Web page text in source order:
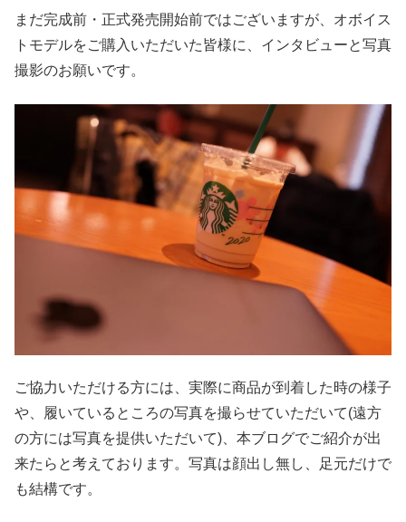
まだ完成前・正式発売開始前ではございますが、オボイス
トモデルをご購入いただいた皆様に、インタビューと写真
撮影のお願いです。
ご協力いただける方には、実際に商品が到着した時の様子
や、履いているところの写真を撮らせていただいて(遠方
の方には写真を提供いただいて)、本ブログでご紹介が出
来たらと考えております。写真は顔出し無し、足元だけで
も結構です。